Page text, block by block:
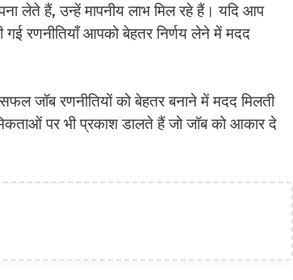
लेते हैं, उन्हें मापनीय लाभ मिल रहे हैं। यदि आप
रणनीतियाँ आपको बेहतर निर्णय लेने में मदद
जॉब रणनीतियों को बेहतर बनाने में मदद मिलती
पर भी प्रकाश डालते हैं जो जॉब को आकार दे